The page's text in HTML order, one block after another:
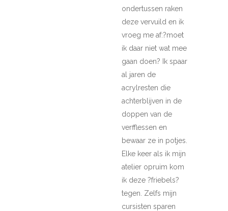
ondertussen raken
deze vervuild en ik
vroeg me af:?moet
ik daar niet wat mee
gaan doen? Ik spaar
al jaren de
acrylresten die
achterblijven in de
doppen van de
verfflessen en
bewaar ze in potjes.
Elke keer als ik mijn
atelier opruim kom
ik deze ?friebels?
tegen. Zelfs mijn
cursisten sparen